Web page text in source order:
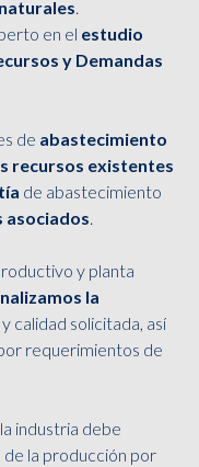
.
en el estudio
y Demandas
de abastecimiento
recursos existentes
de abastecimiento
asociados.
y planta
la
calidad solicitada, así
requerimientos de
industria debe
la producción por